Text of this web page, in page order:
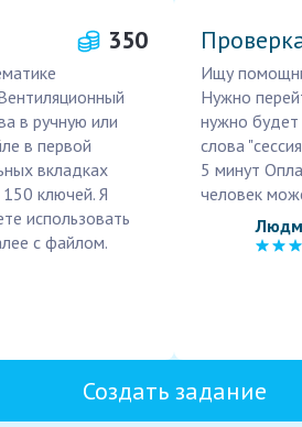
350
в ручную или
в первой
вкладках
ключей. Я
использовать
с файлом.
Ищу
Нужно
нужно будет
слова
5 минут
человек
Создать задание